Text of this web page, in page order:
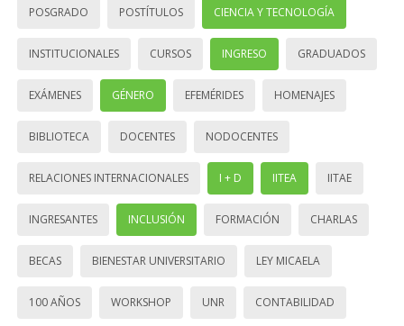
POSGRADO POSTÍTULOS CIENCIA Y TECNOLOGÍA
INSTITUCIONALES CURSOS INGRESO GRADUADOS
EXÁMENES GÉNERO EFEMÉRIDES HOMENAJES
BIBLIOTECA DOCENTES NODOCENTES
RELACIONES INTERNACIONALES I + D IITEA IITAE
INGRESANTES INCLUSIÓN FORMACIÓN CHARLAS
BECAS BIENESTAR UNIVERSITARIO LEY MICAELA
100 AÑOS WORKSHOP UNR CONTABILIDAD